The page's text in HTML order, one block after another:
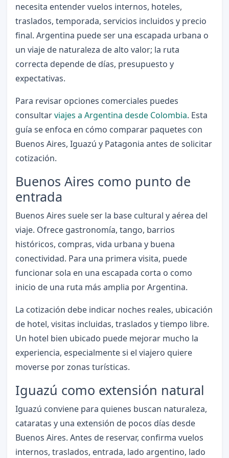
necesita entender vuelos internos, hoteles,
traslados, temporada, servicios incluidos y precio
final. Argentina puede ser una escapada urbana o
un viaje de naturaleza de alto valor; la ruta
correcta depende de días, presupuesto y
expectativas.
Para revisar opciones comerciales puedes
consultarviajes a Argentina desde Colombia. Esta
guía se enfoca en cómo comparar paquetes con
Buenos Aires, Iguazú y Patagonia antes de solicitar
cotización.
Buenos Aires como punto de
entrada
Buenos Aires suele ser la base cultural y aérea del
viaje. Ofrece gastronomía, tango, barrios
históricos, compras, vida urbana y buena
conectividad. Para una primera visita, puede
funcionar sola en una escapada corta o como
inicio de una ruta más amplia por Argentina.
La cotización debe indicar noches reales, ubicación
de hotel, visitas incluidas, traslados y tiempo libre.
Un hotel bien ubicado puede mejorar mucho la
experiencia, especialmente si el viajero quiere
moverse por zonas turísticas.
Iguazú como extensión natural
Iguazú conviene para quienes buscan naturaleza,
cataratas y una extensión de pocos días desde
Buenos Aires. Antes de reservar, confirma vuelos
internos, traslados, entrada, lado argentino, lado